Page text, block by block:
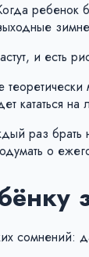
ребенок
и есть
кататься
раз
о
сомнений: